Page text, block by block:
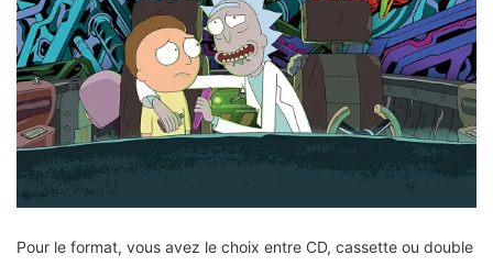
Pour le format, vous avez le choix entre CD, cassette ou double